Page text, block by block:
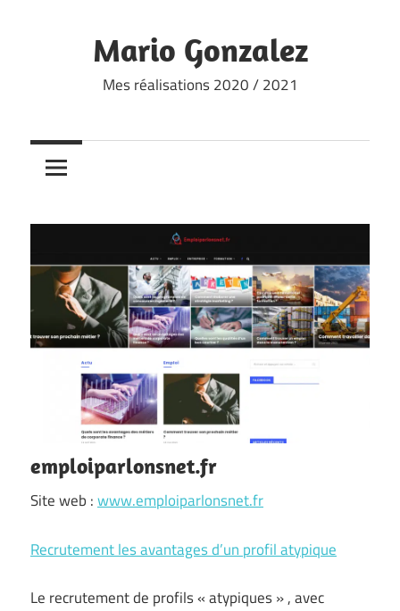
Mario Gonzalez
Mes réalisations 2020 / 2021
emploiparlonsnet.fr
Site web :www.emploiparlonsnet.fr
Recrutement les avantages d’un profil atypique
Le recrutement de profils « atypiques » , avec